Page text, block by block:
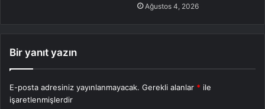
Ağustos 4, 2026
Bir yanıt yazın
E-posta adresiniz yayınlanmayacak. Gerekli alanlar * ile
işaretlenmişlerdir